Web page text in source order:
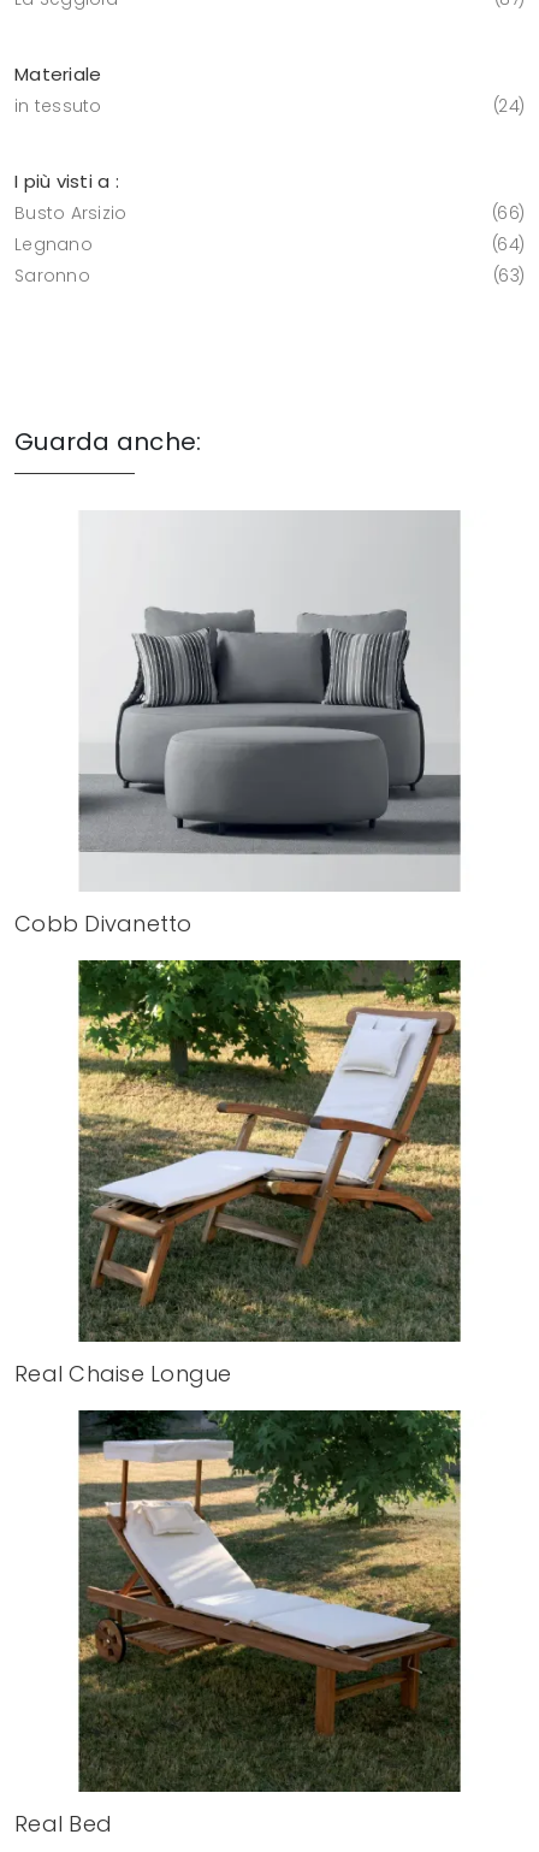
Materiale
in tessuto 24
I più visti a :
Busto Arsizio
66
Legnano
64
Saronno
63
Guarda anche:
Cobb Divanetto
Real Chaise Longue
Real Bed